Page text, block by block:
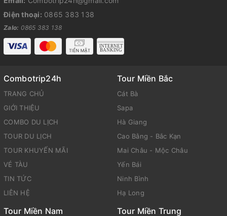
Điện thoại: 0865 383 138
Zalo: 0865 383 138
Combotrip24h
TRANG CHỦ
GIỚI THIỆU
COMBO DU LỊCH
TOUR DU LỊCH
TOUR KHUYẾN MÃI
VÉ TÀU
TIN TỨC
LIÊN HỆ
Tour Miền Bắc
Cát Bà
Sapa
Hà Giang
Cao Bằng - Bắc Kạn
Mai Châu - Mộc Châu
Yến Bái
Ninh Bình
Hạ Long
Tour Miền Nam Tour Miền Trung